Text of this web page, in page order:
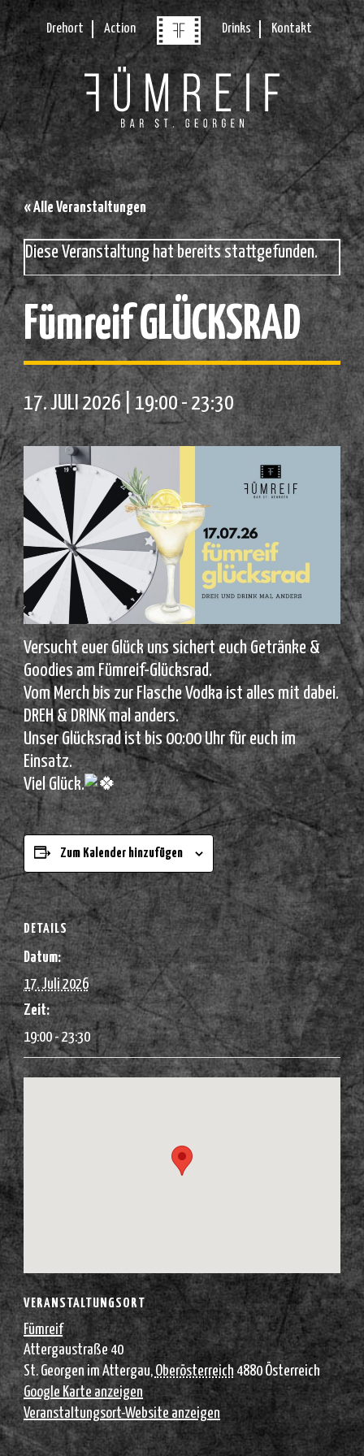
Drehort Action Drinks Kontakt
« Alle Veranstaltungen
Diese Veranstaltung hat bereits stattgefunden.
Fümreif GLÜCKSRAD
17. JULI 2026 | 19:00-23:30
Versucht euer Glück uns sichert euch Getränke &
Goodies am Fümreif-Glücksrad.
Vom Merch bis zur Flasche Vodka ist alles mit dabei.
DREH & DRINK mal anders.
Unser Glücksrad ist bis 00:00 Uhr für euch im
Einsatz.
Viel Glück.
Zum Kalender hinzufügen
DETAILS
Datum:
17. Juli 2026
Zeit:
19:00 - 23:30
VERANSTALTUNGSORT
Fümreif
Attergaustraße 40
St. Georgen im Attergau,Oberösterreich 4880 Österreich
Google Karte anzeigen
Veranstaltungsort-Website anzeigen